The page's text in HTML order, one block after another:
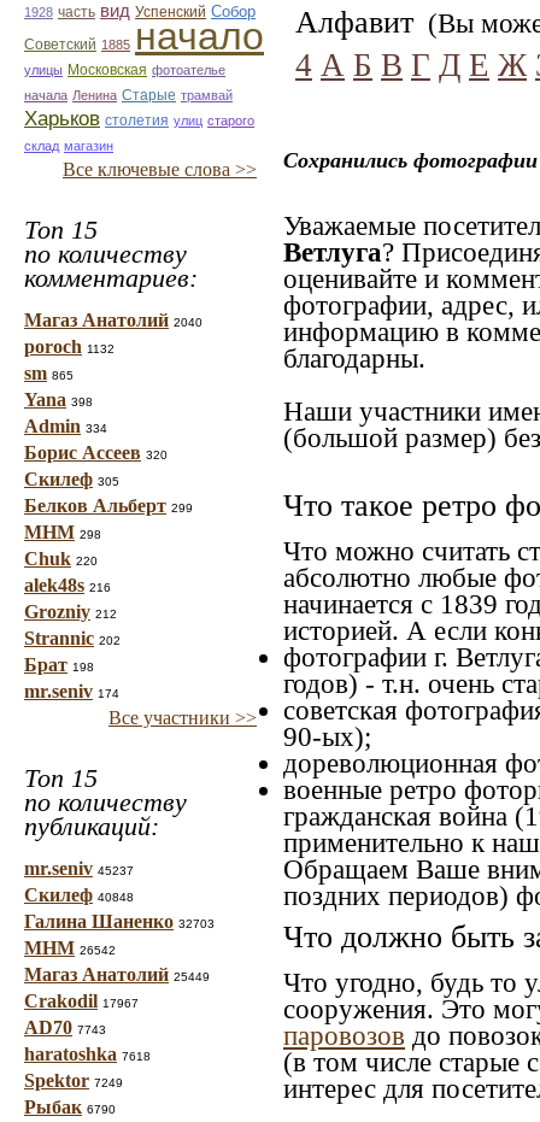
1928 часть вид Успенский Собор
Советский 1885 начало
улицы Московская фотоателье
начала Ленина Старые трамвай
Харьков столетия улиц старого
склад магазин
Все ключевые слова >>
Топ 15
по количеству
комментариев:
Магаз Анатолий 2040
poroch 1132
sm 865
Yana 398
Admin 334
Борис Ассеев 320
Скилеф 305
Белков Альберт 299
МНМ 298
Chuk 220
alek48s 216
Grozniy 212
Strannic 202
Брат 198
mr.seniv 174
Все участники >>
Топ 15
по количеству
публикаций:
mr.seniv 45237
Скилеф 40848
Галина Шаненко 32703
МНМ 26542
Магаз Анатолий 25449
Crakodil 17967
AD70 7743
haratoshka 7618
Spektor 7249
Рыбак 6790
Алфавит (Вы
4 А Б В Г Д Е Ж
Сохранились
Уважаемые
Ветлуга?
оценивайте и
фотографии, адрес,
информацию в
благодарны.
Наши участники
(большой размер)
Что такое ретро
Что можно считать
абсолютно любые
начинается с 1839
историей. А если
фотографии г.
годов) - т.н. очень
советская
90-ых);
дореволюционная
военные ретро
гражданская война
применительно к
Обращаем Ваше
поздних периодов)
Что должно быть
Что угодно, будь то
сооружения. Это
паровозов до
(в том числе старые
интерес для